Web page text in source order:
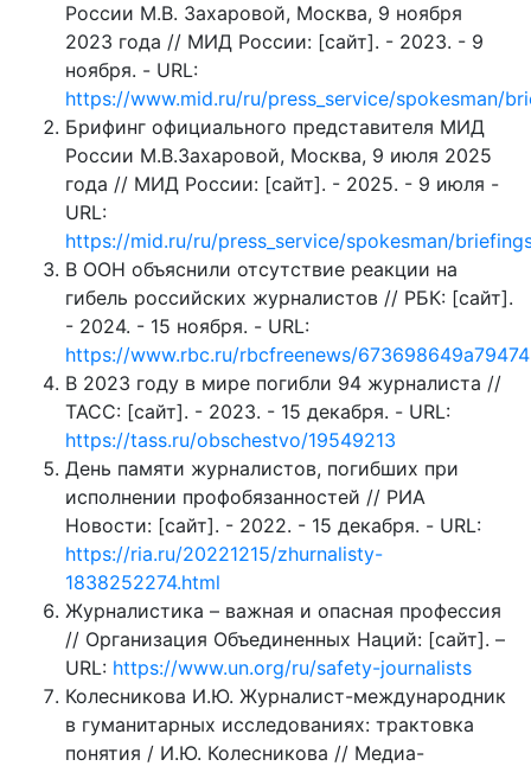
России М.В. Захаровой, Москва, 9 ноября
2023 года // МИД России: [сайт]. - 2023. - 9
ноября. - URL:
https://www.mid.ru/ru/press_service/spokesman/
Брифинг официального представителя МИД
России М.В.Захаровой, Москва, 9 июля 2025
года // МИД России: [сайт]. - 2025. - 9 июля -
URL:
https://mid.ru/ru/press_service/spokesman/
В ООН объяснили отсутствие реакции на
гибель российских журналистов // РБК: [сайт].
- 2024. - 15 ноября. - URL:
https://www.rbc.ru/rbcfreenews/
В 2023 году в мире погибли 94 журналиста //
ТАСС: [сайт]. - 2023. - 15 декабря. - URL:
https://tass.ru/obschestvo/19549213
День памяти журналистов, погибших при
исполнении профобязанностей // РИА
Новости: [сайт]. - 2022. - 15 декабря. - URL:
https://ria.ru/20221215/zhurnalisty-
1838252274.html
Журналистика – важная и опасная профессия
// Организация Объединенных Наций: [сайт]. –
URL: https://www.un.org/ru/safety-journalists
Колесникова И.Ю. Журналист-международник
в гуманитарных исследованиях: трактовка
понятия / И.Ю. Колесникова // Медиа-